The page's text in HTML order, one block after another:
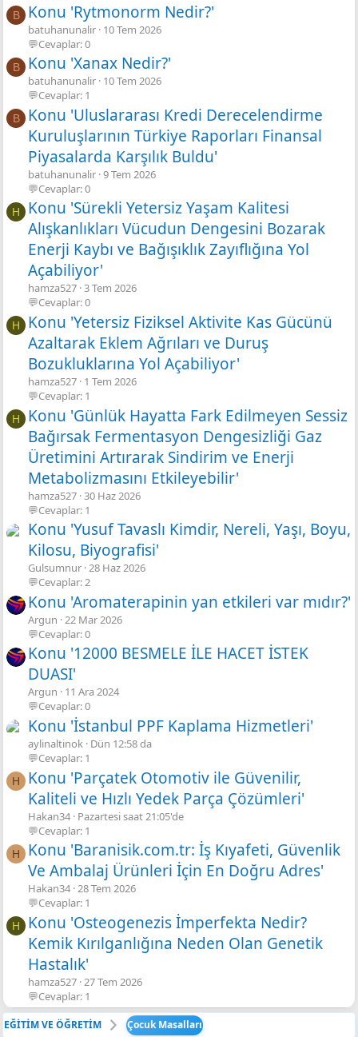
B Konu 'Rytmonorm Nedir?'
batuhanunalir 10 Tem 2026
💬Cevaplar: 0
B Konu 'Xanax Nedir?'
batuhanunalir 10 Tem 2026
💬Cevaplar: 1
B
Konu 'Uluslararası Kredi Derecelendirme
Kuruluşlarının Türkiye Raporları Finansal
Piyasalarda Karşılık Buldu'
batuhanunalir 9 Tem 2026
💬Cevaplar: 0
H
Konu 'Sürekli Yetersiz Yaşam Kalitesi
Alışkanlıkları Vücudun Dengesini Bozarak
Enerji Kaybı ve Bağışıklık Zayıflığına Yol
Açabiliyor'
hamza527 3 Tem 2026
💬Cevaplar: 0
H
Konu 'Yetersiz Fiziksel Aktivite Kas Gücünü
Azaltarak Eklem Ağrıları ve Duruş
Bozukluklarına Yol Açabiliyor'
hamza527 1 Tem 2026
💬Cevaplar: 1
H
Konu 'Günlük Hayatta Fark Edilmeyen Sessiz
Bağırsak Fermentasyon Dengesizliği Gaz
Üretimini Artırarak Sindirim ve Enerji
Metabolizmasını Etkileyebilir'
hamza527 30 Haz 2026
💬Cevaplar: 1
Konu 'Yusuf Tavaslı Kimdir, Nereli, Yaşı, Boyu,
Kilosu, Biyografisi'
Gulsumnur 28 Haz 2026
💬Cevaplar: 2
Konu 'Aromaterapinin yan etkileri var mıdır?'
Argun 22 Mar 2026
💬Cevaplar: 0
Konu '12000 BESMELE İLE HACET İSTEK
DUASI'
Argun
11 Ara 2024
💬Cevaplar: 0
Konu 'İstanbul PPF Kaplama Hizmetleri'
aylinaltinok Dün 12:58 da
💬Cevaplar: 1
H
Konu 'Parçatek Otomotiv ile Güvenilir,
Kaliteli ve Hızlı Yedek Parça Çözümleri'
Hakan34 Pazartesi saat 21:05'de
💬Cevaplar: 1
H
Konu 'Baranisik.com.tr: İş Kıyafeti, Güvenlik
Ve Ambalaj Ürünleri İçin En Doğru Adres'
Hakan34 28 Tem 2026
💬Cevaplar: 1
H
Konu 'Osteogenezis İmperfekta Nedir?
Kemik Kırılganlığına Neden Olan Genetik
Hastalık'
hamza527 27 Tem 2026
💬Cevaplar: 1
EĞİTİM VE ÖĞRETİM Çocuk Masalları